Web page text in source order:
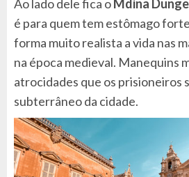
Ao lado dele fica o Mdina
é para quem tem estômago
forma muito realista a vida nas
na época medieval. Manequins
atrocidades que os prisioneiros
subterrâneo da cidade.